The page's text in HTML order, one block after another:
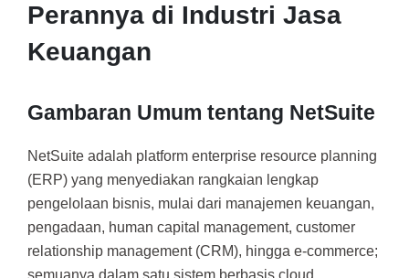
Perannya di Industri Jasa
Keuangan
Gambaran Umum tentang NetSuite
NetSuite adalah platform enterprise resource planning
(ERP) yang menyediakan rangkaian lengkap
pengelolaan bisnis, mulai dari manajemen keuangan,
pengadaan, human capital management, customer
relationship management (CRM), hingga e-commerce;